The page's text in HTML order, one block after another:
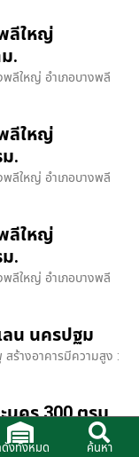
พลีใหญ่
.
พลีใหญ่ อำเภอบางพลี
พลีใหญ่
.
พลีใหญ่ อำเภอบางพลี
พลีใหญ่
.
พลีใหญ่ อำเภอบางพลี
ลน นครปฐม
ร้างอาคารมีความสูง :
นคร 300 ตรม.
ร อ.พานทอง จ.ชลบุรี
ดังทั้งหมด ค้นหา